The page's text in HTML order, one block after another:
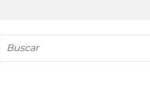
Busca tu neumático